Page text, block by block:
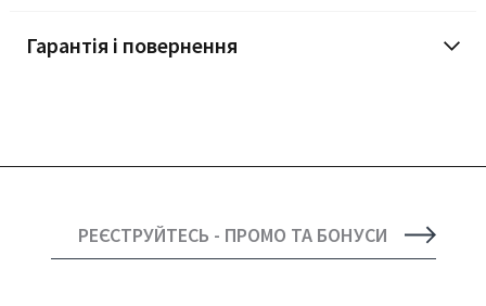
Гарантія і повернення
РЕЄСТРУЙТЕСЬ - ПРОМО ТА БОНУСИ